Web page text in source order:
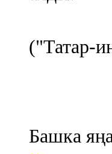
("Татар-
Башка